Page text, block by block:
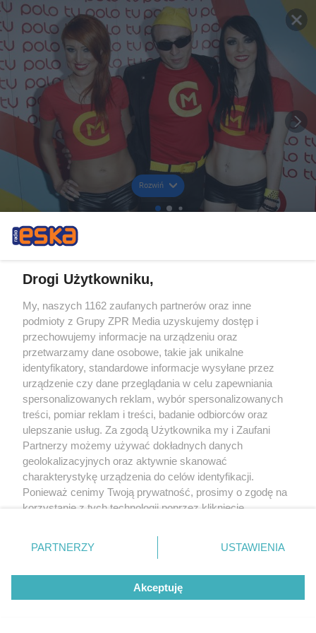
Rozwiń
Drogi Użytkowniku,
My, naszych 1162 zaufanych partnerów oraz inne
podmioty z Grupy ZPR Media uzyskujemy dostęp i
przechowujemy informacje na urządzeniu oraz
przetwarzamy dane osobowe, takie jak unikalne
identyfikatory, standardowe informacje wysyłane przez
urządzenie czy dane przeglądania w celu zapewniania
spersonalizowanych reklam, wybór spersonalizowanych
treści, pomiar reklam i treści, badanie odbiorców oraz
ulepszanie usług. Za zgodą Użytkownika my i Zaufani
Partnerzy możemy używać dokładnych danych
geolokalizacyjnych oraz aktywnie skanować
charakterystykę urządzenia do celów identyfikacji.
Ponieważ cenimy Twoją prywatność, prosimy o zgodę na
korzystanie z tych technologii poprzez kliknięcie
zmienić/wycofać klikając przycisk ustawień prywatności
znajdujący się w lewym dolnym rogu strony
rodzaje przetwarzania danych nie wymagają zgody
użytkownika, ale masz prawo sprzeciwić się takiemu
przetwarzaniu. Preferencje będą miały zastosowanie tylko
PARTNERZY USTAWIENIA
Akceptuję